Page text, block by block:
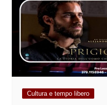
Cultura e tempo libero